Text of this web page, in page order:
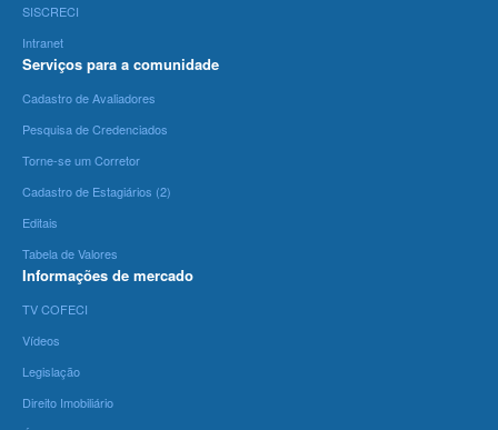
SISCRECI
Intranet
Serviços para a comunidade
Cadastro de Avaliadores
Pesquisa de Credenciados
Torne-se um Corretor
Cadastro de Estagiários (2)
Editais
Tabela de Valores
Informações de mercado
TV COFECI
Vídeos
Legislação
Direito Imobiliário